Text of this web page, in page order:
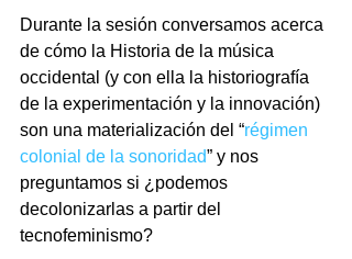
Durante la sesión conversamos acerca
de cómo la Historia de la música
occidental (y con ella la historiografía
de la experimentación y la innovación)
son una materialización del “régimen
colonial de la sonoridad” y nos
preguntamos si ¿podemos
decolonizarlas a partir del
tecnofeminismo?